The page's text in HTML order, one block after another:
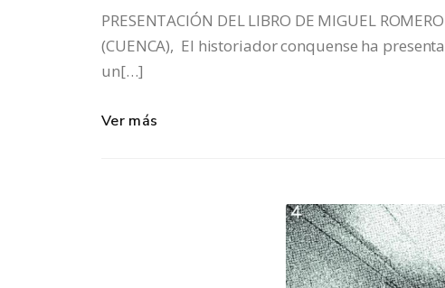
PRESENTACIÓN DEL LIBRO DE MIGUEL
(CUENCA), El historiador conquense ha
un[…]
Ver más